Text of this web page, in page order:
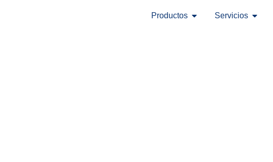
Productos Servicios